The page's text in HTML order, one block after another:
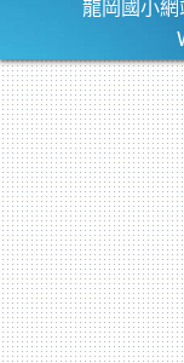
龍岡國小